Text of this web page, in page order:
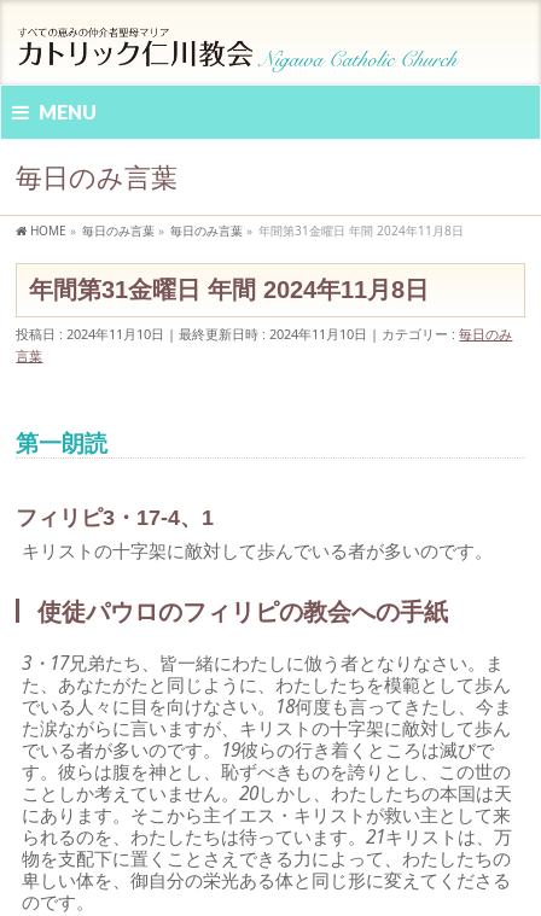
MENU
毎日のみ言葉
HOME » 毎日のみ言葉 » 毎日のみ言葉 » 年間第31金曜日 年間 2024年11月8日
年間第31金曜日 年間 2024年11月8日
投稿日 : 2024年11月10日 最終更新日時 : 2024年11月10日 カテゴリー :毎日のみ
言葉
第一朗読
フィリピ3・17-4、1
キリストの十字架に敵対して歩んでいる者が多いのです。
使徒パウロのフィリピの教会への手紙
3・17兄弟たち、皆一緒にわたしに倣う者となりなさい。ま
た、あなたがたと同じように、わたしたちを模範として歩ん
でいる人々に目を向けなさい。 18何度も言ってきたし、今ま
た涙ながらに言いますが、キリストの十字架に敵対して歩ん
でいる者が多いのです。 19彼らの行き着くところは滅びで
す。彼らは腹を神とし、恥ずべきものを誇りとし、この世の
ことしか考えていません。20しかし、わたしたちの本国は天
にあります。そこから主イエス・キリストが救い主として来
られるのを、わたしたちは待っています。21キリストは、万
物を支配下に置くことさえできる力によって、わたしたちの
卑しい体を、御自分の栄光ある体と同じ形に変えてくださる
のです。